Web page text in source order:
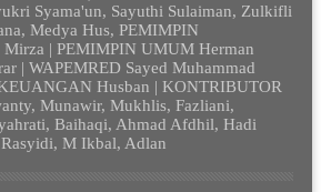
Syama'un, Sayuthi Sulaiman, Zulkifli
Medya Hus, PEMIMPIN
| PEMIMPIN UMUM Herman
| WAPEMRED Sayed Muhammad
Husban | KONTRIBUTOR
Munawir, Mukhlis, Fazliani,
Baihaqi, Ahmad Afdhil, Hadi
M Ikbal, Adlan